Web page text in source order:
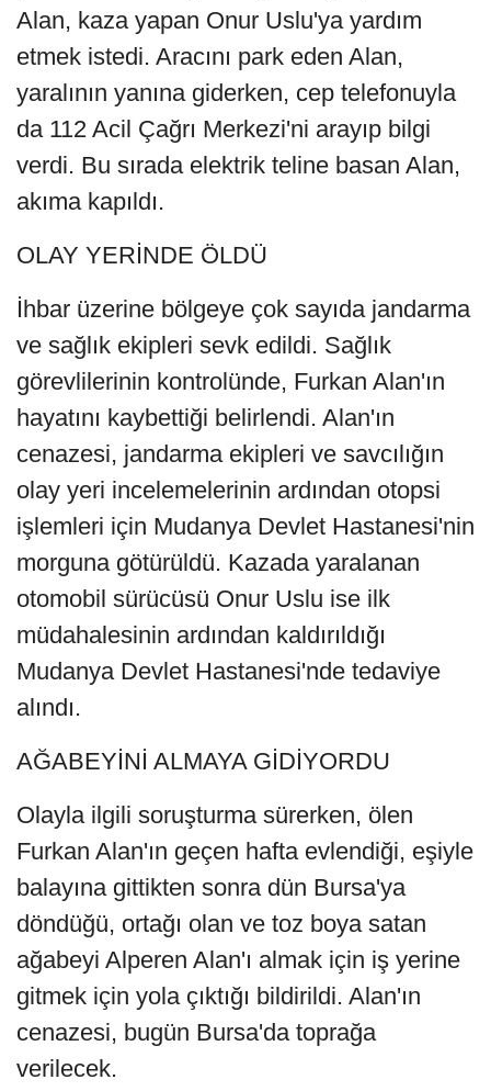
Alan, kaza yapan Onur Uslu'ya yardım
etmek istedi. Aracını park eden Alan,
yaralının yanına giderken, cep telefonuyla
da 112 Acil Çağrı Merkezi'ni arayıp bilgi
verdi. Bu sırada elektrik teline basan Alan,
akıma kapıldı.
OLAY YERİNDE ÖLDÜ
İhbar üzerine bölgeye çok sayıda jandarma
ve sağlık ekipleri sevk edildi. Sağlık
görevlilerinin kontrolünde, Furkan Alan'ın
hayatını kaybettiği belirlendi. Alan'ın
cenazesi, jandarma ekipleri ve savcılığın
olay yeri incelemelerinin ardından otopsi
işlemleri için Mudanya Devlet Hastanesi'nin
morguna götürüldü. Kazada yaralanan
otomobil sürücüsü Onur Uslu ise ilk
müdahalesinin ardından kaldırıldığı
Mudanya Devlet Hastanesi'nde tedaviye
alındı.
AĞABEYİNİ ALMAYA GİDİYORDU
Olayla ilgili soruşturma sürerken, ölen
Furkan Alan'ın geçen hafta evlendiği, eşiyle
balayına gittikten sonra dün Bursa'ya
döndüğü, ortağı olan ve toz boya satan
ağabeyi Alperen Alan'ı almak için iş yerine
gitmek için yola çıktığı bildirildi. Alan'ın
cenazesi, bugün Bursa'da toprağa
verilecek.